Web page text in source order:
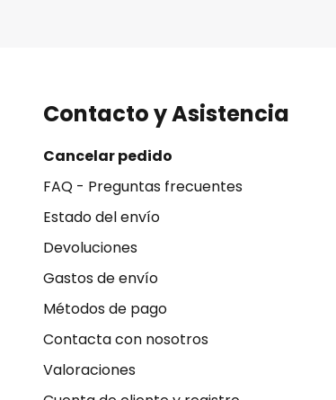
Contacto y Asistencia
Cancelar pedido
FAQ - Preguntas frecuentes
Estado del envío
Devoluciones
Gastos de envío
Métodos de pago
Contacta con nosotros
Valoraciones